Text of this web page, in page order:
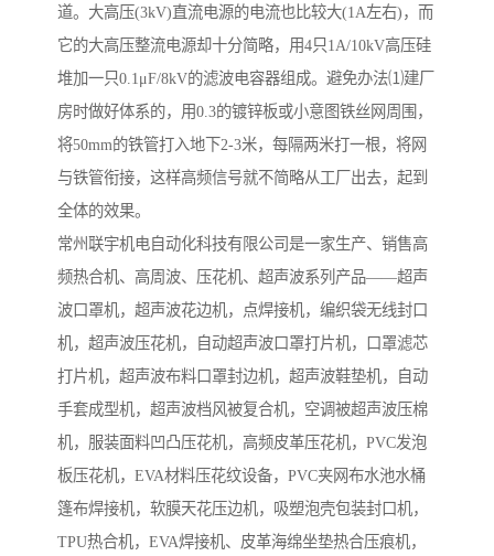
道。大高压(3kV)直流电源的电流也比较大(1A左右)，而
它的大高压整流电源却十分简略，用4只1A/10kV高压硅
堆加一只0.1μF/8kV的滤波电容器组成。避免办法⑴建厂
房时做好体系的，用0.3的镀锌板或小意图铁丝网周围，
将50mm的铁管打入地下2-3米，每隔两米打一根，将网
与铁管衔接，这样高频信号就不简略从工厂出去，起到
全体的效果。
常州联宇机电自动化科技有限公司是一家生产、销售高
频热合机、高周波、压花机、超声波系列产品——超声
波口罩机，超声波花边机，点焊接机，编织袋无线封口
机，超声波压花机，自动超声波口罩打片机，口罩滤芯
打片机，超声波布料口罩封边机，超声波鞋垫机，自动
手套成型机，超声波档风被复合机，空调被超声波压棉
机，服装面料凹凸压花机，高频皮革压花机，PVC发泡
板压花机，EVA材料压花纹设备，PVC夹网布水池水桶
篷布焊接机，软膜天花压边机，吸塑泡壳包装封口机，
TPU热合机，EVA焊接机、皮革海绵坐垫热合压痕机，